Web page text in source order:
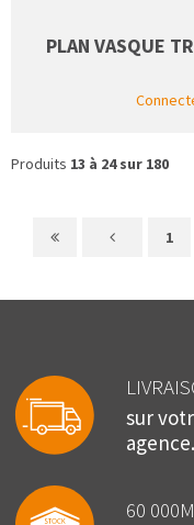
PLAN VASQUE
Produits 13 à 24 sur 180
1
sur
agence.
60